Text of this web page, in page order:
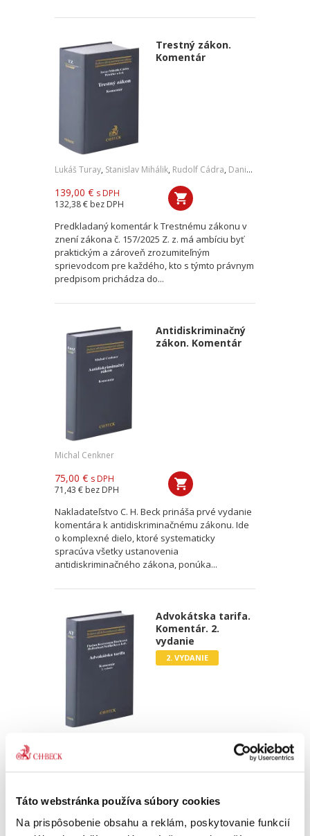
Táto webstránka používa súbory cookies
Na prispôsobenie obsahu a reklám, poskytovanie funkcií
Trestný zákon.
Komentár
Lukáš Turay, Stanislav Mihálik, Rudolf Cádra, Daniel Petričko
139,00 € s DPH
132,38 € bez DPH
Predkladaný komentár k Trestnému zákonu v
znení zákona č. 157/2025 Z. z. má ambíciu byť
praktickým a zároveň zrozumiteľným
sprievodcom pre každého, kto s týmto právnym
predpisom prichádza do...
Antidiskriminačný
zákon. Komentár
Michal Cenkner
75,00 € s DPH
71,43 € bez DPH
Nakladateľstvo C. H. Beck prináša prvé vydanie
komentára k antidiskriminačnému zákonu. Ide
o komplexné dielo, ktoré systematicky
spracúva všetky ustanovenia
antidiskriminačného zákona, ponúka...
Advokátska tarifa.
Komentár. 2.
vydanie
2. VYDANIE
Viktória Hellenbart
49,00 €
46,67 €bez DPH
Druhé vydanie komentára k advokátskej tarife
prináša aktualizovaný a prehĺbený výklad k
vyhláške o odmenách a náhradách advokátov,